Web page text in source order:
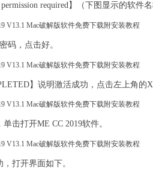
required】（下图显示的软件
码，点击好。
】说明激活成功，点击左上角的X
击打开ME CC 2019软件。​
打开界面如下。